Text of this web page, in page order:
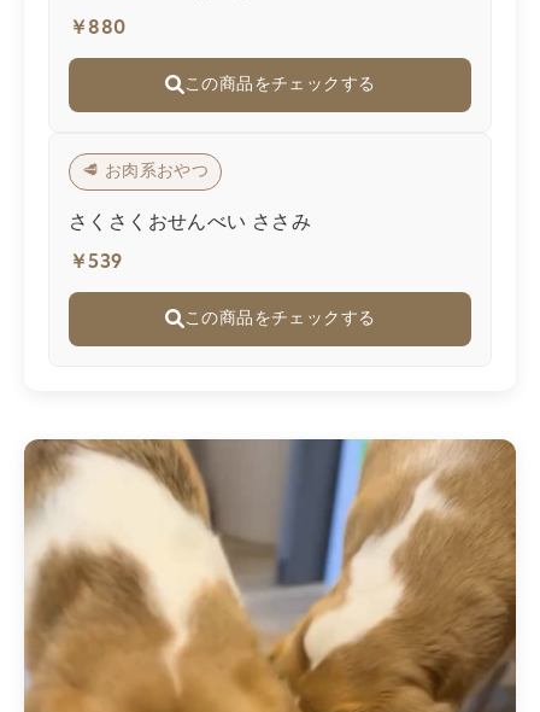
￥880
この商品をチェックする
🥩 お肉系おやつ
さくさくおせんべい ささみ
￥539
この商品をチェックする